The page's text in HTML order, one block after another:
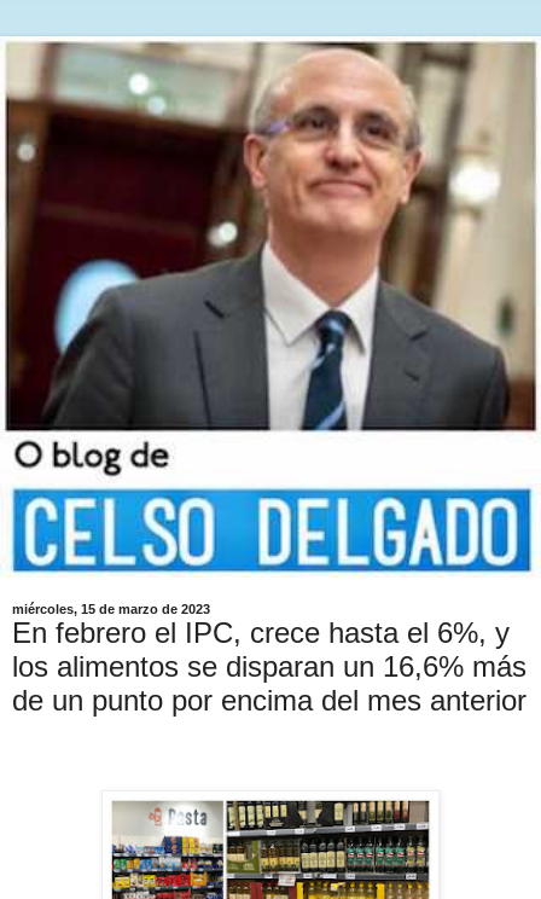
miércoles, 15 de marzo de 2023
En febrero el IPC, crece hasta el 6%, y
los alimentos se disparan un 16,6% más
de un punto por encima del mes anterior